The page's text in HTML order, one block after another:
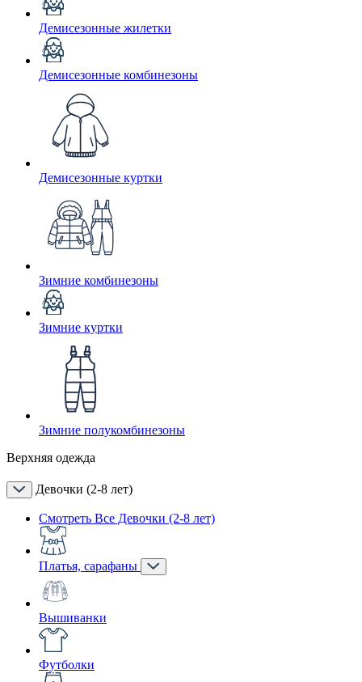
Демисезонные жилетки
Демисезонные комбинезоны
Демисезонные куртки
Зимние комбинезоны
Зимние куртки
Зимние полукомбинезоны
Верхняя одежда
Девочки (2-8 лет)
Смотреть Все Девочки (2-8 лет)
Платья, сарафаны
Вышиванки
Футболки